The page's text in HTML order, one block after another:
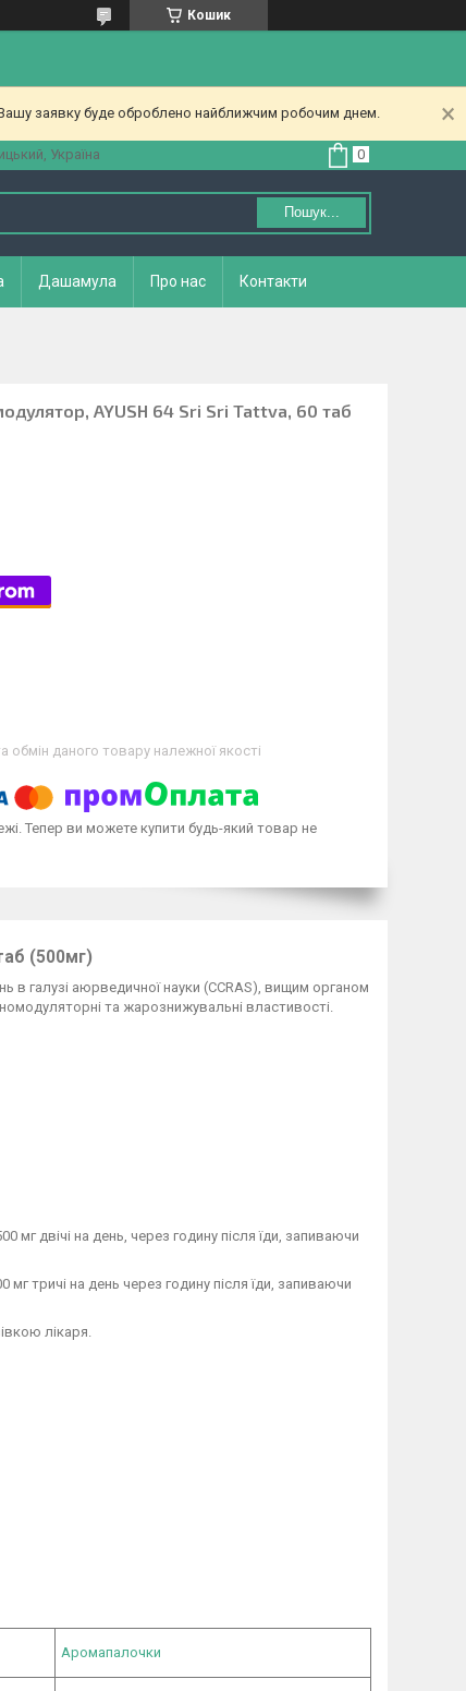
Кошик
заявку буде оброблено найближчим робочим днем.
Україна
Пошук...
Дашамула Про нас Контакти
AYUSH 64 Sri Sri Tattva, 60 таб
даного товару належної якості
Тепер ви можете купити будь-який товар не
(500мг)
галузі аюрведичної науки (CCRAS), вищим органом
та жарознижувальні властивості.
мг двічі на день, через годину після їди, запиваючи
мг тричі на день через годину після їди, запиваючи
лікаря.
Аромапалочки